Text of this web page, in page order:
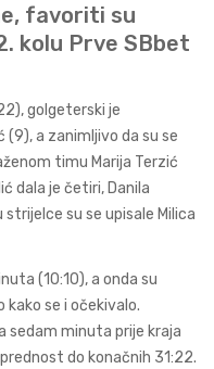
favoriti su
kolu Prve SBbet
golgeterski je
(9), a zanimljivo da su se
timu Marija Terzić
dala je četiri, Danila
strijelce su se upisale Milica
(10:10), a onda su
kako se i očekivalo.
sedam minuta prije kraja
do konačnih 31:22.